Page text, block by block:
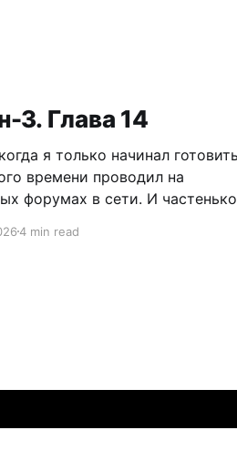
3. Глава 14
я только начинал
времени проводил на
форумах в сети. И частенько
легализации
4 min read